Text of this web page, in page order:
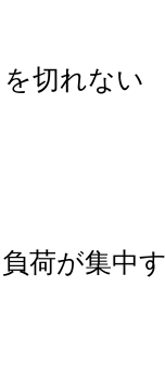
切れない
荷が集中